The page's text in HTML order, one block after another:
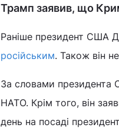
Трамп заявив, що
Раніше президент США
російським. Також він
За словами президента
НАТО. Крім того, він
день на посаді